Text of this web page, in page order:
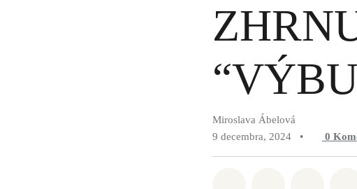
Miroslava Ábelová
9 decembra, 2024
• 0